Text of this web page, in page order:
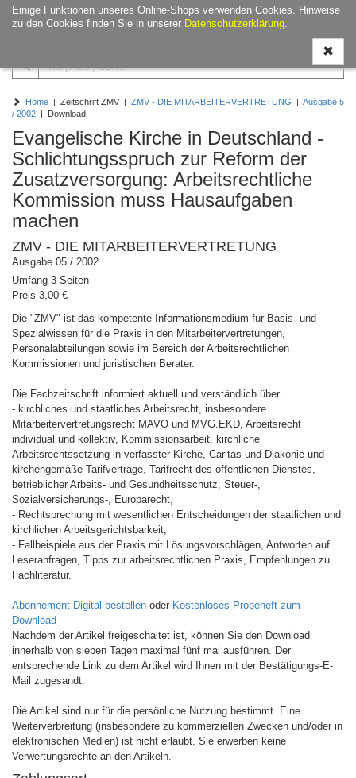
Einige Funktionen unseres Online-Shops verwenden Cookies. Hinweise
zu den Cookies finden Sie in unserer Datenschutzerklärung.
ein-/
Home | Zeitschrift ZMV | ZMV - DIE MITARBEITERVERTRETUNG | Ausgabe 5
/ 2002 | Download
Evangelische Kirche in Deutschland -
Schlichtungsspruch zur Reform der
Zusatzversorgung: Arbeitsrechtliche
Kommission muss Hausaufgaben
machen
ZMV - DIE MITARBEITERVERTRETUNG
Ausgabe 05 / 2002
Umfang 3 Seiten
Preis 3,00 €
Die "ZMV" ist das kompetente Informationsmedium für Basis- und
Spezialwissen für die Praxis in den Mitarbeitervertretungen,
Personalabteilungen sowie im Bereich der Arbeitsrechtlichen
Kommissionen und juristischen Berater.
Die Fachzeitschrift informiert aktuell und verständlich über
- kirchliches und staatliches Arbeitsrecht, insbesondere
Mitarbeitervertretungsrecht MAVO und MVG.EKD, Arbeitsrecht
individual und kollektiv, Kommissionsarbeit, kirchliche
Arbeitsrechtssetzung in verfasster Kirche, Caritas und Diakonie und
kirchengemäße Tarifverträge, Tarifrecht des öffentlichen Dienstes,
betrieblicher Arbeits- und Gesundheitsschutz, Steuer-,
Sozialversicherungs-, Europarecht,
- Rechtsprechung mit wesentlichen Entscheidungen der staatlichen und
kirchlichen Arbeitsgerichtsbarkeit,
- Fallbeispiele aus der Praxis mit Lösungsvorschlägen, Antworten auf
Leseranfragen, Tipps zur arbeitsrechtlichen Praxis, Empfehlungen zu
Fachliteratur.
Abonnement Digital bestellen oder Kostenloses Probeheft zum
Download
Nachdem der Artikel freigeschaltet ist, können Sie den Download
innerhalb von sieben Tagen maximal fünf mal ausführen. Der
entsprechende Link zu dem Artikel wird Ihnen mit der Bestätigungs-E-
Mail zugesandt.
Die Artikel sind nur für die persönliche Nutzung bestimmt. Eine
Weiterverbreitung (insbesondere zu kommerziellen Zwecken und/oder in
elektronischen Medien) ist nicht erlaubt. Sie erwerben keine
Verwertungsrechte an den Artikeln.